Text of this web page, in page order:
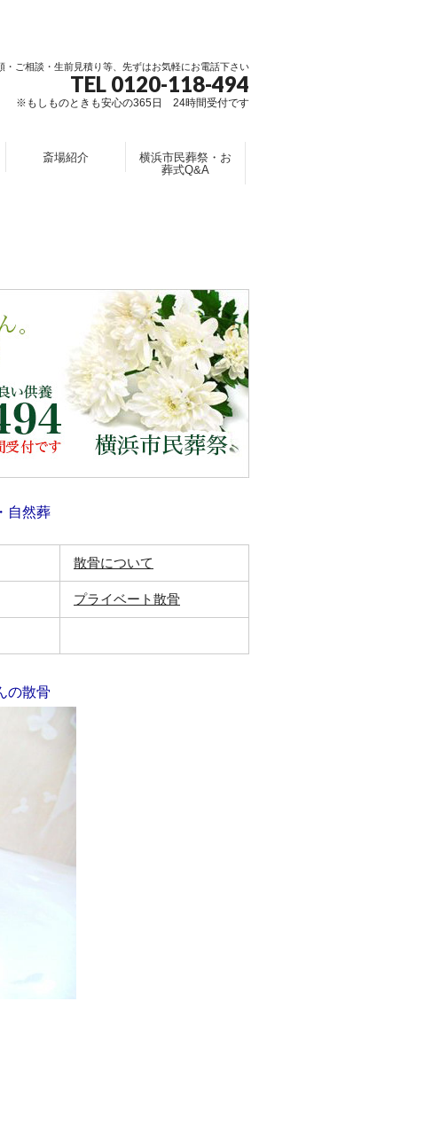
・ご相談・生前見積り等、先ずはお気軽にお電話下さい
TEL 0120-118-494
※もしものときも安心の365日 24時間受付です
斎場紹介
横浜市民葬祭・お
葬式Q&A
自然葬
散骨について
プライベート散骨
の散骨